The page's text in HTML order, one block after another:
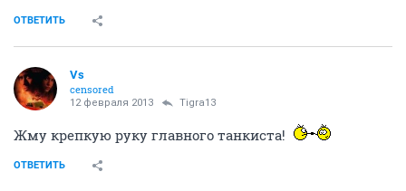
ОТВЕТИТЬ
Vs
censored
12 февраля 2013 Tigra13
Жму крепкую руку главного танкиста!
ОТВЕТИТЬ